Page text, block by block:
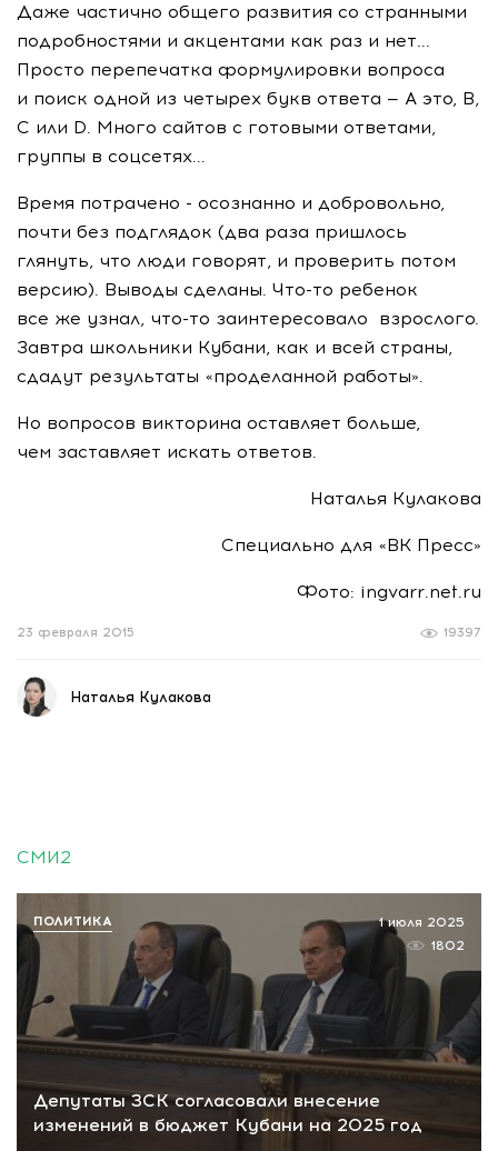
Даже частично общего развития со странными
подробностями и акцентами как раз и нет...
Просто перепечатка формулировки вопроса
и поиск одной из четырех букв ответа — А это, B,
C или D. Много сайтов с готовыми ответами,
группы в соцсетях...
Время потрачено - осознанно и добровольно,
почти без подглядок (два раза пришлось
глянуть, что люди говорят, и проверить потом
версию). Выводы сделаны. Что-то ребенок
все же узнал, что-то заинтересовало взрослого.
Завтра школьники Кубани, как и всей страны,
сдадут результаты «проделанной работы».
Но вопросов викторина оставляет больше,
чем заставляет искать ответов.
Наталья Кулакова
Специально для «ВК Пресс»
Фото: ingvarr.net.ru
19397
23 февраля 2015
Наталья Кулакова
СМИ2
Депутаты ЗСК согласовали внесение
изменений в бюджет Кубани на 2025 год
1 июля 2025
1802
ПОЛИТИКА